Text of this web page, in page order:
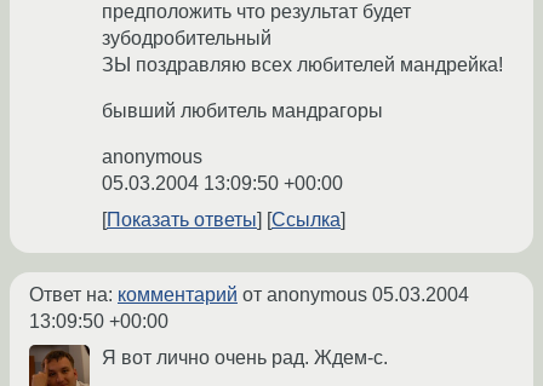
предположить что результат будет
зубодробительный
ЗЫ поздравляю всех любителей мандрейка!
бывший любитель мандрагоры
anonymous
05.03.2004 13:09:50 +00:00
Показать ответы
Ссылка
Ответ на: комментарий от anonymous 05.03.2004
13:09:50 +00:00
Я вот лично очень рад. Ждем-с.